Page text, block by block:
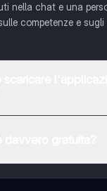
nella chat e una
competenze e sugli